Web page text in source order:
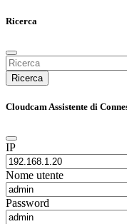
Ricerca
Ricerca
Cloudcam Assistente di
IP
Nome utente
Password